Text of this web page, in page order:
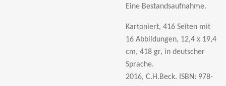
Eine Bestandsaufnahme.
Kartoniert, 416 Seiten mit
16 Abbildungen, 12,4 x 19,4
cm, 418 gr, in deutscher
Sprache.
2016, C.H.Beck. ISBN: 978-